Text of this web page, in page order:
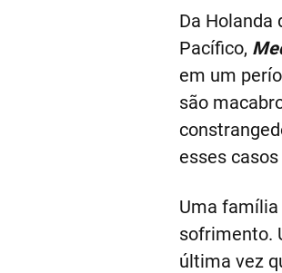
Da Holanda
Pacífico,
em um
são
esses
Uma
sofrimento.
última vez